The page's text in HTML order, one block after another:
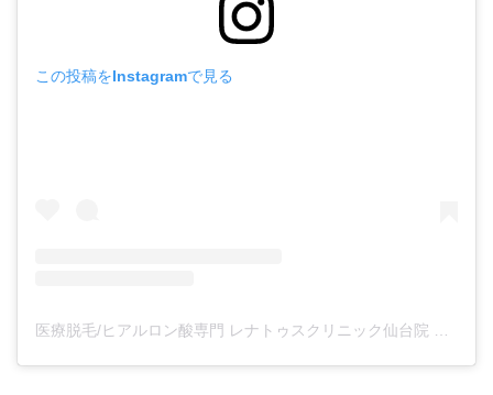
この投稿をInstagramで見る